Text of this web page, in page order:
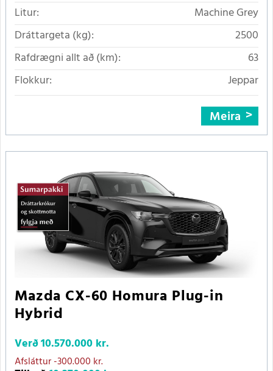
Litur:
Machine Grey
Dráttargeta (kg):
2500
Rafdrægni allt að (km):
63
Flokkur:
Jeppar
Meira
Mazda CX-60 Homura Plug-in
Hybrid
Verð10.570.000 kr.
Afsláttur-300.000 kr.